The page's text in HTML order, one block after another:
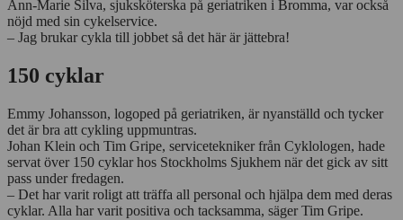
Ann-Marie Silva, sjuksköterska på geriatriken i Bromma, var också
nöjd med sin cykelservice.
– Jag brukar cykla till jobbet så det här är jättebra!
150 cyklar
Emmy Johansson, logoped på geriatriken, är nyanställd och tycker
det är bra att cykling uppmuntras.
Johan Klein och Tim Gripe, servicetekniker från Cyklologen, hade
servat över 150 cyklar hos Stockholms Sjukhem när det gick av sitt
pass under fredagen.
– Det har varit roligt att träffa all personal och hjälpa dem med deras
cyklar. Alla har varit positiva och tacksamma, säger Tim Gripe.